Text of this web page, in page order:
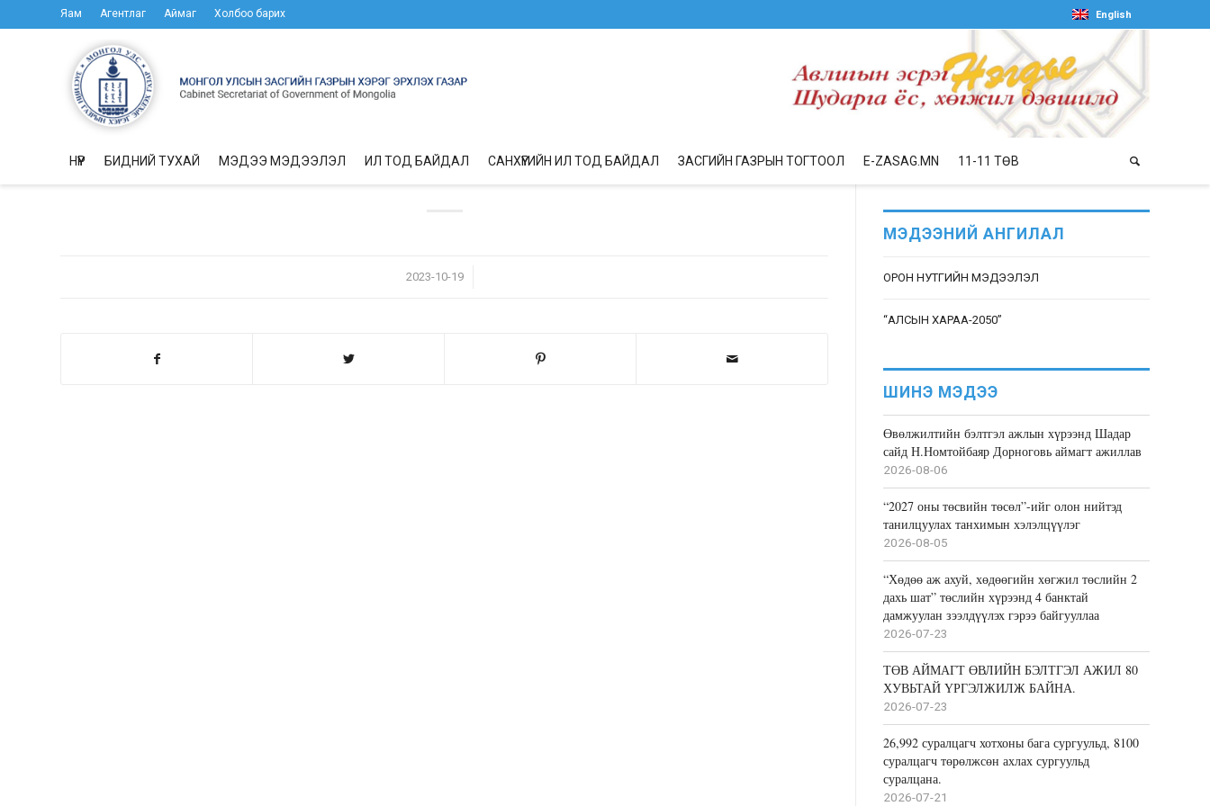
Яам Агентлаг Аймаг Холбоо барих English
НҮҮР БИДНИЙ ТУХАЙ МЭДЭЭ МЭДЭЭЛЭЛ ИЛ ТОД БАЙДАЛ САНХҮҮГИЙН ИЛ ТОД БАЙДАЛ ЗАСГИЙН ГАЗРЫН ТОГТООЛ E-ZASAG.MN 11-11 ТӨВ
2023-10-19
/
МЭДЭЭНИЙ АНГИЛАЛ
ОРОН НУТГИЙН МЭДЭЭЛЭЛ
“АЛСЫН ХАРАА-2050”
ШИНЭ МЭДЭЭ
Өвөлжилтийн бэлтгэл ажлын хүрээнд Шадар
сайд Н.Номтойбаяр Дорноговь аймагт ажиллав
2026-08-06
“2027 оны төсвийн төсөл”-ийг олон нийтэд
танилцуулах танхимын хэлэлцүүлэг
2026-08-05
“Хөдөө аж ахуй, хөдөөгийн хөгжил төслийн 2
дахь шат” төслийн хүрээнд 4 банктай
дамжуулан зээлдүүлэх гэрээ байгууллаа
2026-07-23
ТӨВ АЙМАГТ ӨВЛИЙН БЭЛТГЭЛ АЖИЛ 80
ХУВЬТАЙ ҮРГЭЛЖИЛЖ БАЙНА.
2026-07-23
26,992 суралцагч хотхоны бага сургуульд, 8100
суралцагч төрөлжсөн ахлах сургуульд
суралцана.
2026-07-21